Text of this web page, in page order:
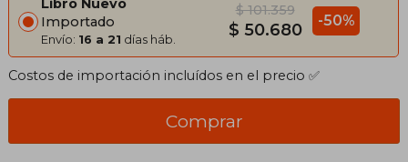
Libro Nuevo
Importado
Envío: 16 a 21 días háb.
$ 101.359
$ 50.680 -50%
Costos de importación incluídos en el precio ✅
Comprar